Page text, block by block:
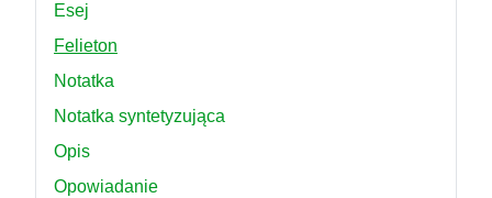
Esej
Felieton
Notatka
Notatka syntetyzująca
Opis
Opowiadanie